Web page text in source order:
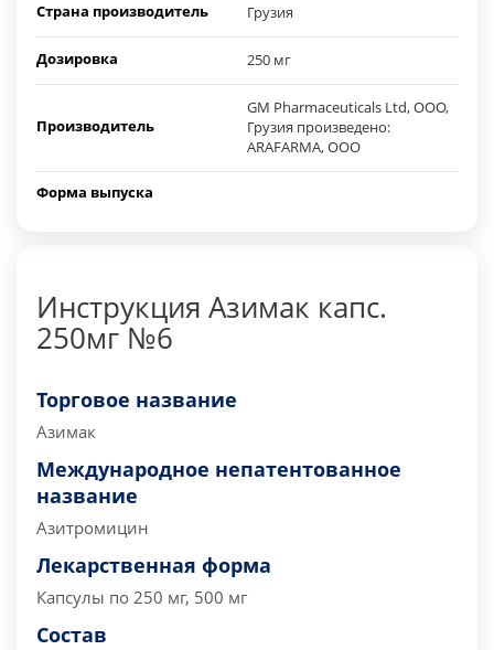
Страна производитель Грузия
Дозировка 250 мг
Производитель
GM Pharmaceuticals Ltd, ООО,
Грузия произведено:
ARAFARMA, ООО
Форма выпуска
Инструкция Азимак капс.
250мг №6
Торговое название
Азимак
Международное непатентованное
название
Азитромицин
Лекарственная форма
Капсулы по 250 мг, 500 мг
Состав